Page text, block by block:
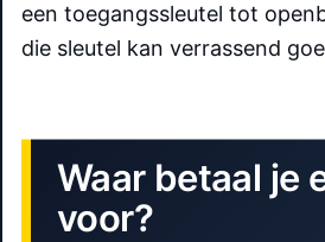
een toegangssleutel tot
die sleutel kan verrassend
Waar betaal je
voor?